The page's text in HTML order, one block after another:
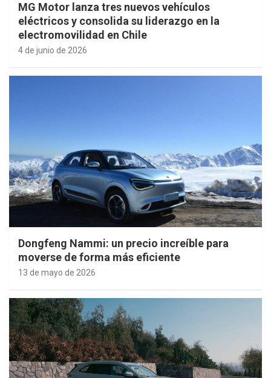
MG Motor lanza tres nuevos vehículos
eléctricos y consolida su liderazgo en la
electromovilidad en Chile
4 de junio de 2026
Dongfeng Nammi: un precio increíble para
moverse de forma más eficiente
13 de mayo de 2026